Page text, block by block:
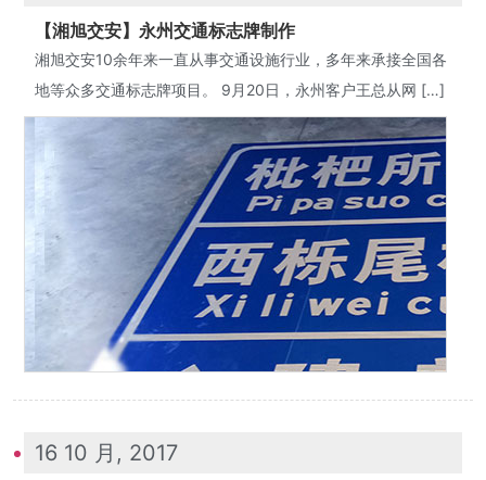
【湘旭交安】永州交通标志牌制作
湘旭交安10余年来一直从事交通设施行业，多年来承接全国各
地等众多交通标志牌项目。 9月20日，永州客户王总从网 […]
16 10 月, 2017